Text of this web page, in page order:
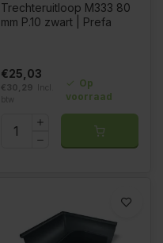
Trechteruitloop M333 80
mm P.10 zwart | Prefa
€25,03
€30,29
Incl.
btw
Op
voorraad